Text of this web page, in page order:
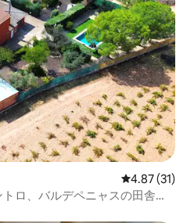
レビュー31
4.87 (31)
ロ、バルデペニャスの田舎の